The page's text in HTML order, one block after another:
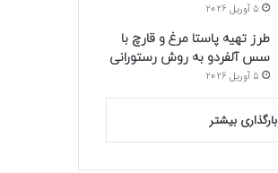
5 آوریل 2026
طرز تهیه پاستا مرغ و قارچ با
سس آلفردو به روش رستورانی
5 آوریل 2026
بارگذاری بیشتر